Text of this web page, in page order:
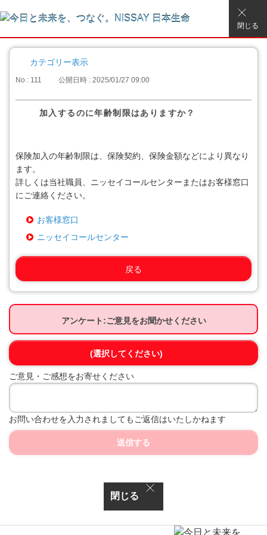
閉じる
カテゴリー表示
No : 111 公開日時 : 2025/01/27 09:00
加入するのに年齢制限はありますか？
保険加入の年齢制限は、保険契約、保険金額などにより異なり
ます。
詳しくは当社職員、ニッセイコールセンターまたはお客様窓口
にご連絡ください。
お客様窓口
ニッセイコールセンター
戻る
アンケート:ご意見をお聞かせください
(選択してください)
ご意見・ご感想をお寄せください
お問い合わせを入力されましてもご返信はいたしかねます
送信する
閉じる